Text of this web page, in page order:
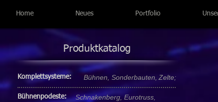
Home Neues Portfolio
Produktkatalog
Komplettsysteme: Bühnen, Sonderbauten, Zelte;
Bühnenpodeste: Schnakenberg, Eurotruss,